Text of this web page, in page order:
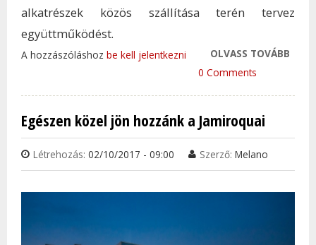
alkatrészek közös szállítása terén tervez
együttműködést.
OLVASS TOVÁBB
A hozzászóláshoz be kell jelentkezni
0 Comments
Egészen közel jön hozzánk a Jamiroquai
Létrehozás: 02/10/2017 - 09:00 Szerző: Melano